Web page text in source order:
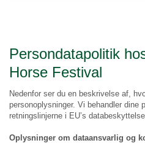
Persondatapolitik
Horse Festival
Nedenfor ser du en beskrivelse af,
personoplysninger. Vi behandler dine
retningslinjerne i EU’s
Oplysninger om dataansvarlig og